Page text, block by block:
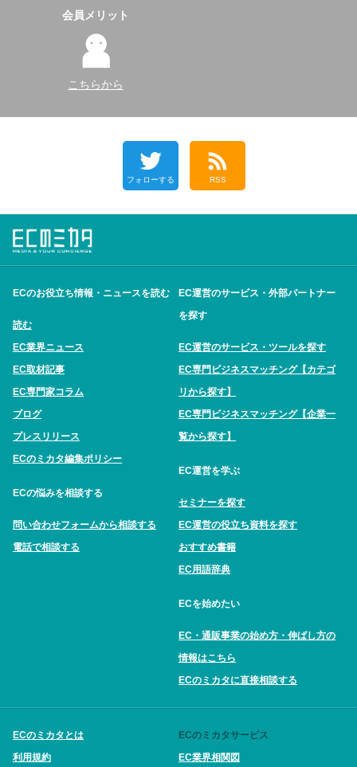
会員メリット
こちらから
フォローする RSS
ECのお役立ち情報・ニュースを読む
読む
EC業界ニュース
EC取材記事
EC専門家コラム
ブログ
プレスリリース
ECのミカタ編集ポリシー
ECの悩みを相談する
問い合わせフォームから相談する
電話で相談する
EC運営のサービス・外部パートナー
を探す
EC運営のサービス・ツールを探す
EC専門ビジネスマッチング【カテゴ
リから探す】
EC専門ビジネスマッチング【企業一
覧から探す】
EC運営を学ぶ
セミナーを探す
EC運営の役立ち資料を探す
おすすめ書籍
EC用語辞典
ECを始めたい
EC・通販事業の始め方・伸ばし方の
情報はこちら
ECのミカタに直接相談する
ECのミカタとは
利用規約
ECのミカタサービス
EC業界相関図